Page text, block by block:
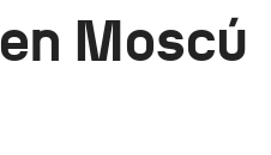
Moscú